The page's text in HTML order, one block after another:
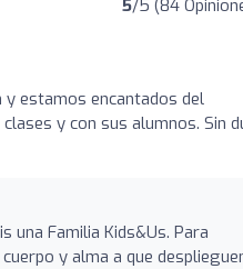
5/5 (84
y estamos encantados del
y con sus alumnos. Sin
una Familia Kids&Us. Para
y alma a que